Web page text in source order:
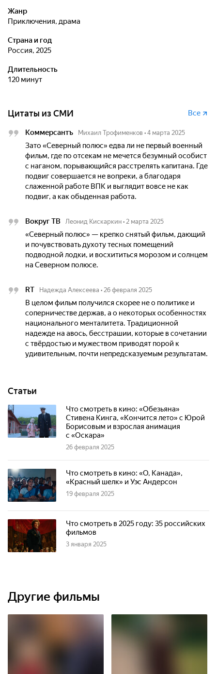
Жанр
приключения, драма
Страна и год
Россия, 2025
Длительность
120 минут
Цитаты из СМИ Все
Коммерсантъ Михаил Трофименков • 4 марта 2025
Зато «Северный полюс» едва ли не первый военный
фильм, где по отсекам не мечется безумный особист
с наганом, порывающийся расстрелять капитана. Где
подвиг совершается не вопреки, а благодаря
слаженной работе ВПК и выглядит вовсе не как
подвиг, а как обыденная работа.
Вокруг ТВ Леонид Кискаркин • 2 марта 2025
«Северный полюс» — крепко снятый фильм, дающий
и почувствовать духоту тесных помещений
подводной лодки, и восхититься морозом и солнцем
на Северном полюсе.
RT Надежда Алексеева • 26 февраля 2025
В целом фильм получился скорее не о политике и
соперничестве держав, а о некоторых особенностях
национального менталитета. Традиционной
надежде на авось, бесстрашии, которые в сочетании
с твёрдостью и мужеством приводят порой к
удивительным, почти непредсказуемым результатам.
Статьи
Что смотреть в кино: «Обезьяна»
Стивена Кинга, «Кончится лето» с Юрой
Борисовым и взрослая анимация
с «Оскара»
26 февраля 2025
Что смотреть в кино: «О, Канада»,
«Красный шелк» и Уэс Андерсон
19 февраля 2025
Что смотреть в 2025 году: 35 российских
фильмов
3 января 2025
Другие фильмы